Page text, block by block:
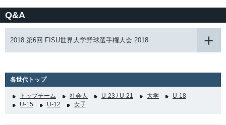
Q&A
2018 第6回 FISU世界大学野球選手権大会 2018
各世代トップ
トップチーム 社会人 U-23 / U-21 大学
U-18
U-15
U-12 女子